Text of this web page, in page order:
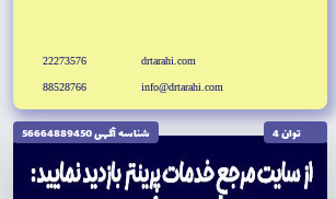
drtarahi.com
info@drtarahi.com
22273576
88528766
توان 4 شناسه آگهى 56664889450